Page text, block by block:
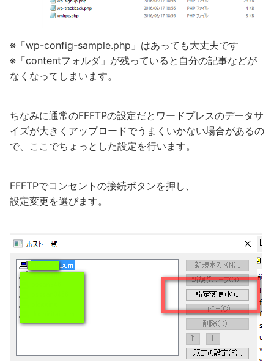
※「wp-config-sample.php」はあっても大丈夫です
※「contentフォルダ」が残っていると自分の記事などが
なくなってしまいます。
ちなみに通常のFFFTPの設定だとワードプレスのデータサ
イズが大きくアップロードでうまくいかない場合があるの
で、ここでちょっとした設定を行います。
FFFTPでコンセントの接続ボタンを押し、
設定変更を選びます。